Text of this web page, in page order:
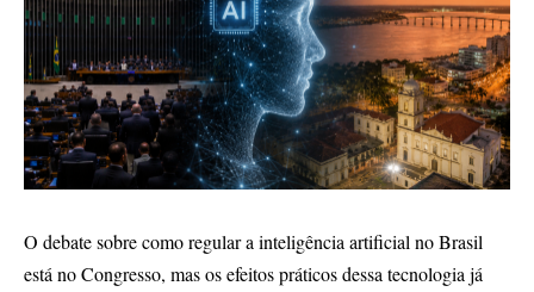
O debate sobre como regular a inteligência artificial no Brasil
está no Congresso, mas os efeitos práticos dessa tecnologia já